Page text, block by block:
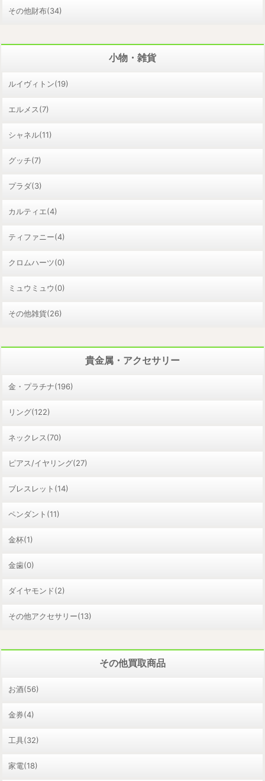
その他財布(34)
小物・雑貨
ルイヴィトン(19)
エルメス(7)
シャネル(11)
グッチ(7)
プラダ(3)
カルティエ(4)
ティファニー(4)
クロムハーツ(0)
ミュウミュウ(0)
その他雑貨(26)
貴金属・アクセサリー
金・プラチナ(196)
リング(122)
ネックレス(70)
ピアス/イヤリング(27)
ブレスレット(14)
ペンダント(11)
金杯(1)
金歯(0)
ダイヤモンド(2)
その他アクセサリー(13)
その他買取商品
お酒(56)
金券(4)
工具(32)
家電(18)